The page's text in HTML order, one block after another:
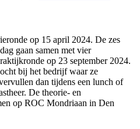
op 15 april 2024. De zes
gaan samen met vier
op 23 september 2024.
bij het bedrijf waar ze
dan tijdens een lunch of
De theorie- en
op ROC Mondriaan in Den